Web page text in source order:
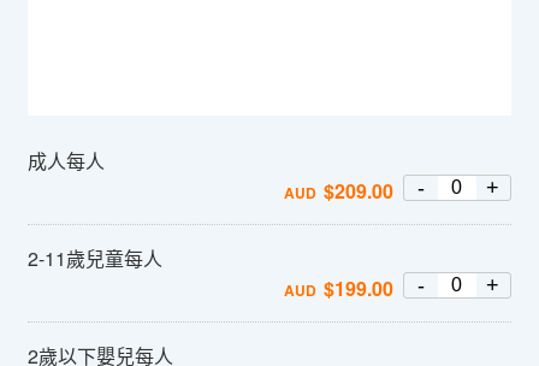
成人每人
AUD $209.00 - +
2-11歲兒童每人
AUD $199.00 - +
2歲以下嬰兒每人